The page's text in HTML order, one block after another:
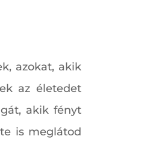
azokat, akik
az életedet
akik fényt
is meglátod